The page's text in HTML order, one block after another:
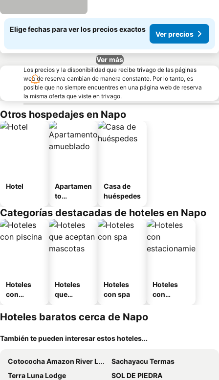
Elige fechas para ver los precios exactos
Ver precios
Ver más
Los precios y la disponibilidad que recibe trivago de las páginas
web de reserva cambian de manera constante. Por lo tanto, es
posible que no siempre encuentres en una página web de reserva
la misma oferta que viste en trivago.
Otros hospedajes en Napo
Hotel
Apartamen
to
o
Casa de
huéspedes
Categorías destacadas de hoteles en Napo
Hoteles
con
Hoteles
que
mascotas
Hoteles
con spa
Hoteles
con
Hoteles baratos cerca de Napo
También te pueden interesar estos hoteles...
Cotococha Amazon River Lodge
Sachayacu Termas
Terra Luna Lodge
SOL DE PIEDRA